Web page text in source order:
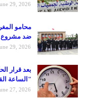
29, 2026
محامو
ضد مشروع
29, 2026
بعد قرار
"الساعة
27, 2026